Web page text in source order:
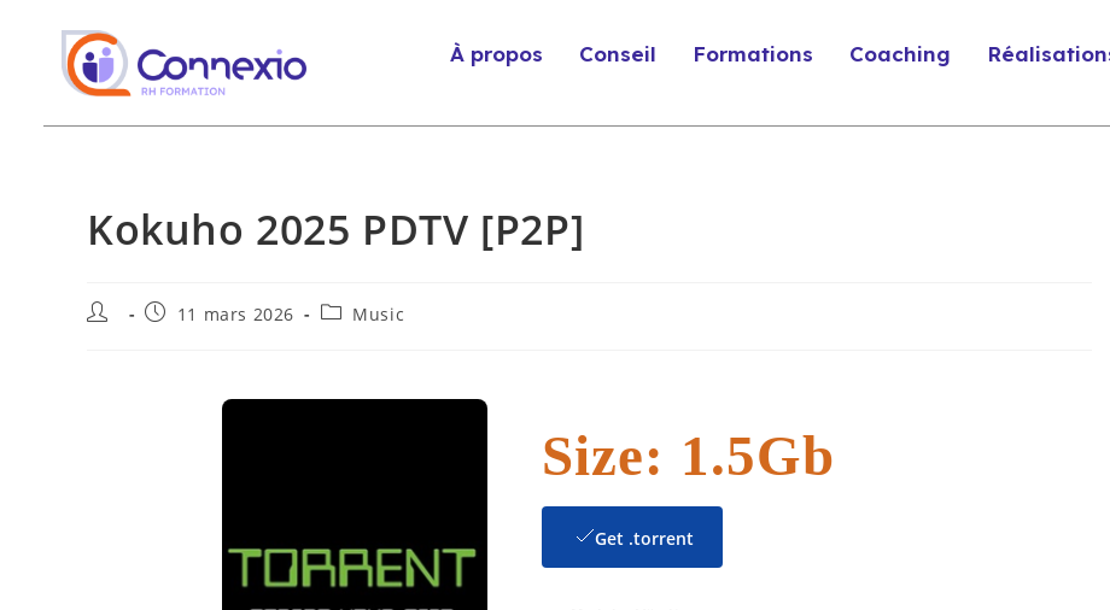
À propos Conseil Formations Coaching
Kokuho 2025 PDTV [P2P]
11 mars 2026 Music
Size: 1.5Gb
Get .torrent